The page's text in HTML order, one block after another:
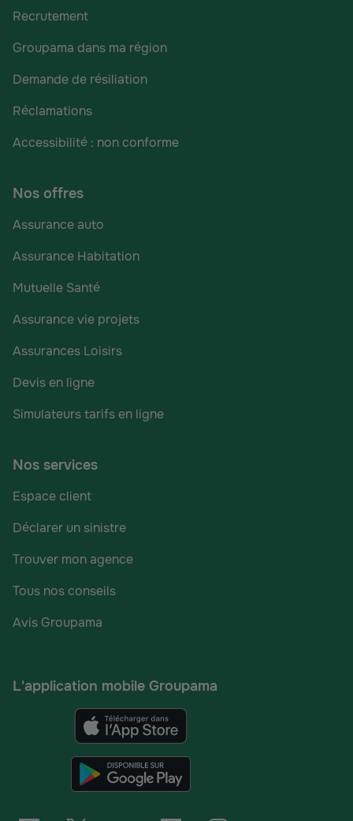
Recrutement
Groupama dans ma région
Demande de résiliation
Réclamations
Accessibilité : non conforme
Nos offres
Assurance auto
Assurance Habitation
Mutuelle Santé
Assurance vie projets
Assurances Loisirs
Devis en ligne
Simulateurs tarifs en ligne
Nos services
Espace client
Déclarer un sinistre
Trouver mon agence
Tous nos conseils
Avis Groupama
L'application mobile Groupama